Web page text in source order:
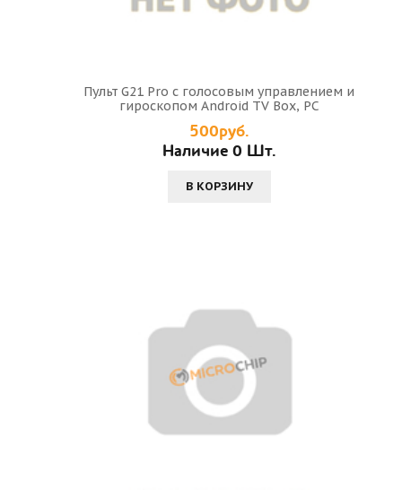
Пульт G21 Pro с голосовым управлением и
гироскопом Android TV Box, PC
500руб.
Наличие 0 Шт.
В КОРЗИНУ